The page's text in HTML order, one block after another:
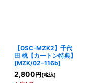
【OSC-MZK2】千代
田 桃【カートン特典】
[MZK/02-116b]
2,800 円 (税込)